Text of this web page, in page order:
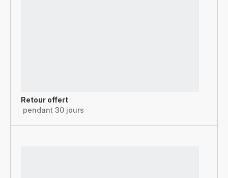
Retour offert
pendant 30 jours